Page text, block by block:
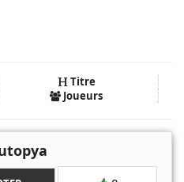
Titre
Joueurs